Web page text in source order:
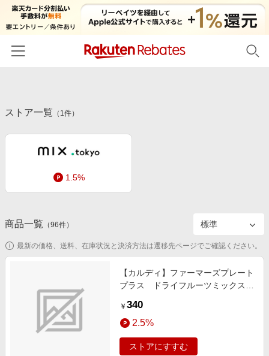
カテゴリー一覧
百貨店・総合ECモール
ファッション・インナー・小物
食品・スイーツ・お酒
家電・PC・スマホ・カメラ
スポーツ・アウトドア・ゴルフ
インテリア・寝具
ペット・花・DIY・車
初回購入者限定特典
新着ストアのご紹介
電子書籍特集
わくわく夏特集
友達紹介
楽天IDでログイン/会員登録
ストア一覧 （ 1件）
1.5%
商品一覧 （96件）
最新の価格、送料、在庫状況と決済方法は遷移先ページでご確認ください。
【カルディ】ファーマーズプレート
プラス ドライフルーツミックス
￥ 340
2.5%
ストアにすすむ